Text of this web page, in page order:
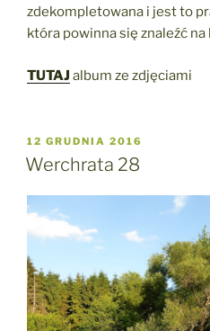
zdekompletowana i jest to
która powinna się znaleźć na
TUTAJ album ze zdjęciami
OPUBLIKOWANE
W
12 GRUDNIA 2016
Werchrata 28